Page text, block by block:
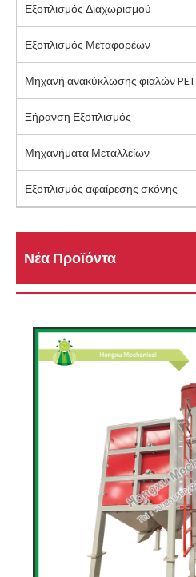
Εξοπλισμός Διαχωρισμού
Εξοπλισμός Μεταφορέων
Μηχανή ανακύκλωσης φιαλών PET
Ξήρανση Εξοπλισμός
Μηχανήματα Μεταλλείων
Εξοπλισμός αφαίρεσης σκόνης
Νέα Προϊόντα